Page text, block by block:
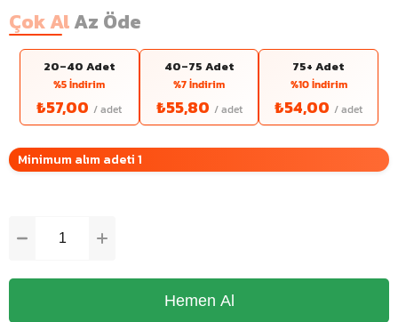
Çok AlAz Öde
20–40 Adet
%5 İndirim
₺57,00
40–75 Adet
%7 İndirim
₺55,80
75+ Adet
%10 İndirim
₺54,00
Minimum alım adeti 1